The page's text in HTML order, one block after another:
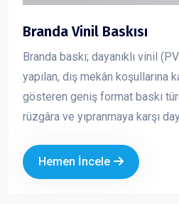
Branda Vinil Baskısı
Branda baskı; dayanıklı vinil
yapılan, dış mekân koşullarına
gösteren geniş format baskı
rüzgâra ve yıpranmaya karşı
kullanılır. Canlı renkler ve
kalitesi ile markanızı uzaktan
Hemen İncele